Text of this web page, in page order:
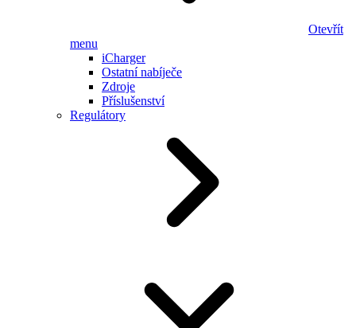
Otevřít
menu
iCharger
Ostatní nabíječe
Zdroje
Příslušenství
Regulátory